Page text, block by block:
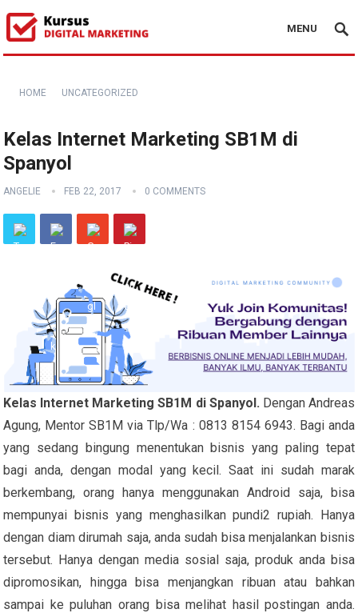
MENU
HOME UNCATEGORIZED
Kelas Internet Marketing SB1M di
Spanyol
ANGELIE FEB 22, 2017 0 COMMENTS
Kelas Internet Marketing SB1M di Spanyol. Dengan Andreas
Agung, Mentor SB1M via Tlp/Wa : 0813 8154 6943. Bagi anda
yang sedang bingung menentukan bisnis yang paling tepat
bagi anda, dengan modal yang kecil. Saat ini sudah marak
berkembang, orang hanya menggunakan Android saja, bisa
mempunyai bisnis yang menghasilkan pundi2 rupiah. Hanya
dengan diam dirumah saja, anda sudah bisa menjalankan bisnis
tersebut. Hanya dengan media sosial saja, produk anda bisa
dipromosikan, hingga bisa menjangkan ribuan atau bahkan
sampai ke puluhan orang bisa melihat hasil postingan anda.